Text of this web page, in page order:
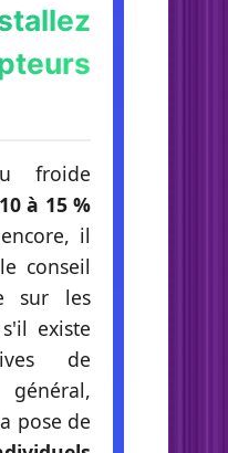
froide
10 à 15 %
il
conseil
sur les
existe
de
général,
pose de